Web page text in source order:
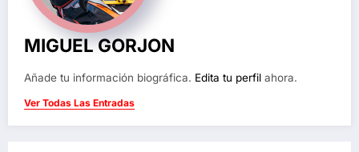
MIGUEL GORJON
Añade tu información biográfica. Edita tu perfil ahora.
Ver Todas Las Entradas